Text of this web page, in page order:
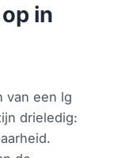
in
van een lg
drieledig: